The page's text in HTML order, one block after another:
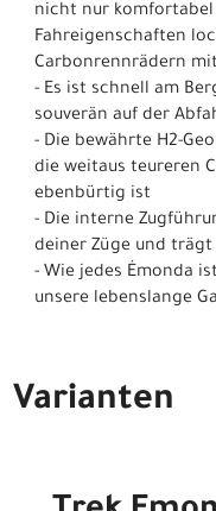
nicht nur
Fahreigenschaften
Carbonrennrädern
- Es ist schnell am
souverän auf der
- Die bewährte H2-
die weitaus teureren
ebenbürtig ist
- Die interne
deiner Züge und trägt
- Wie jedes Émonda
unsere lebenslange
Varianten